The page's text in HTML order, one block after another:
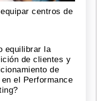
centros de
equilibrar la
de clientes y
de
en el Performance